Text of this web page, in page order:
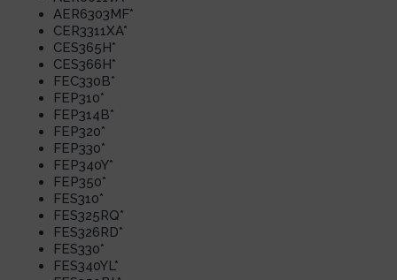
AER6303MF*
CER3311XA*
CES365H*
CES366H*
FEC330B*
FEP310*
FEP314B*
FEP320*
FEP330*
FEP340Y*
FEP350*
FES310*
FES325RQ*
FES326RD*
FES330*
FES340YL*